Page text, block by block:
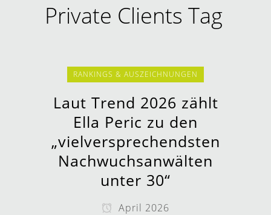
Private Clients Tag
RANKINGS & AUSZEICHNUNGEN
Laut Trend 2026 zählt
Ella Peric zu den
„vielversprechendsten
Nachwuchsanwälten
unter 30“
April 2026